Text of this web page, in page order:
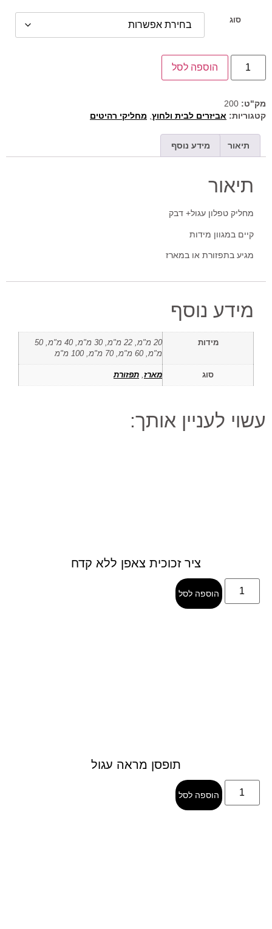
סוג
הוספה לסל
מק"ט:200
קטגוריות: אביזרים לבית ולחוץ,מחליקי רהיטים
תיאור מידע נוסף
תיאור
מחליק טפלון עגול+ דבק
קיים במגוון מידות
מגיע בתפזורת או במארז
מידע נוסף
מידות
20 מ"מ, 22 מ"מ, 30 מ"מ, 40 מ"מ, 50
מ"מ, 60 מ"מ, 70 מ"מ, 100 מ"מ
סוג מארז,תפזורת
עשוי לעניין אותך:
ציר זכוכית צאפן ללא קדח
הוספה לסל
תופסן מראה עגול
הוספה לסל